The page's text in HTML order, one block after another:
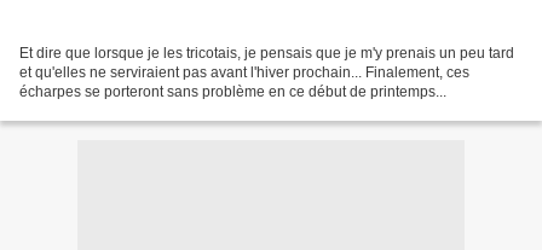
Et dire que lorsque je les tricotais, je pensais que je m'y prenais un peu tard
et qu'elles ne serviraient pas avant l'hiver prochain... Finalement, ces
écharpes se porteront sans problème en ce début de printemps...